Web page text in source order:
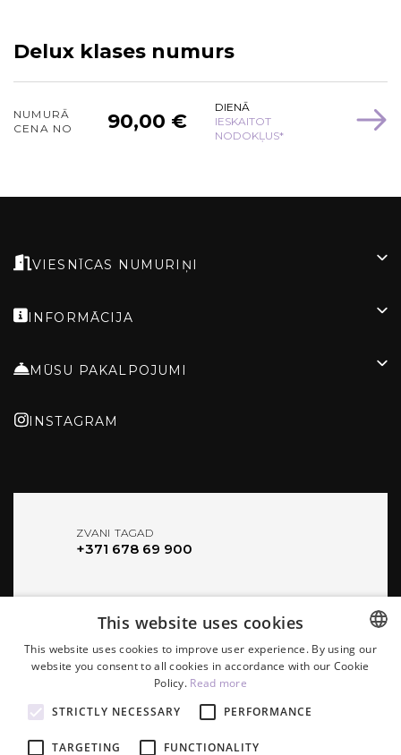
Delux klases numurs
NUMURĀ
CENA NO
90,00 €
DIENĀ
IESKAITOT
NODOKĻUS*
VIESNĪCAS NUMURIŅI
INFORMĀCIJA
MŪSU PAKALPOJUMI
INSTAGRAM
ZVANI TAGAD
+371 678 69 900
MŪSU ADRESE
Elizabetes 101, LV-1050 RĪGA, LATVIJA
sales@mercure-riga.lv
ENGLISH
This website uses cookies
This website uses cookies to improve user experience. By using our
website you consent to all cookies in accordance with our Cookie
Policy. Read more
STRICTLY NECESSARY
PERFORMANCE
TARGETING FUNCTIONALITY